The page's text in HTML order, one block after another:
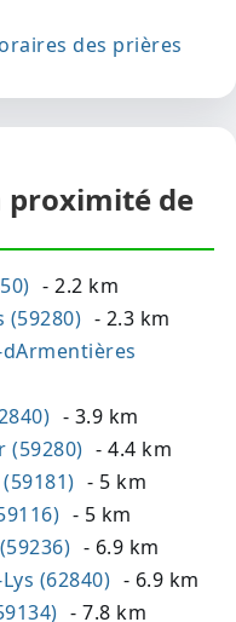
des prières
proximité de
- 2.2 km
- 2.3 km
- 3.9 km
(59280) - 4.4 km
- 5 km
- 5 km
- 6.9 km
(62840) - 6.9 km
- 7.8 km